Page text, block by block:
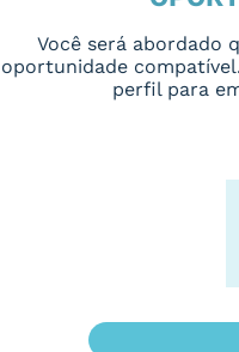
Você será abordado
oportunidade
perfil para